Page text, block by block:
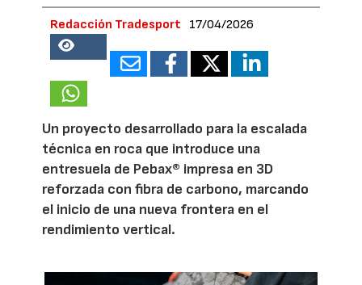
Redacción Tradesport 17/04/2026
18981
Un proyecto desarrollado para la escalada
técnica en roca que introduce una
entresuela de Pebax® impresa en 3D
reforzada con fibra de carbono, marcando
el inicio de una nueva frontera en el
rendimiento vertical.